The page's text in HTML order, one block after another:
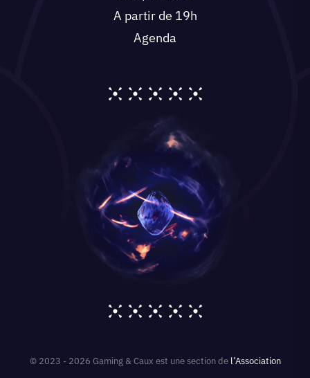
A partir de 19h
Agenda
© 2023 - 2026 Gaming & Caux est une section de l’Association